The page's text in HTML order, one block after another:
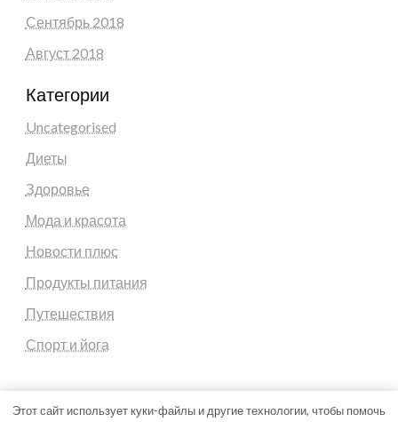
Сентябрь 2018
Август 2018
Категории
Uncategorised
Диеты
Здоровье
Мода и красота
Новости плюс
Продукты питания
Путешествия
Спорт и йога
Этот сайт использует куки-файлы и другие технологии, чтобы помочь